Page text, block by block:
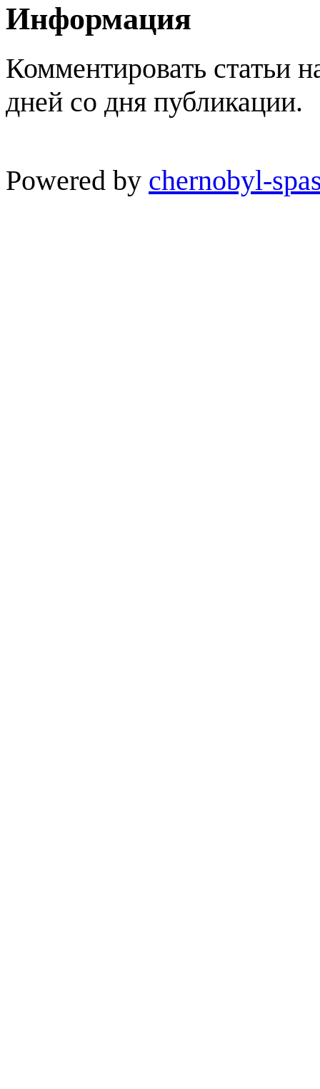
Информация
Комментировать статьи
дней со дня публикации.
Powered by chernobyl-